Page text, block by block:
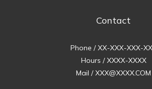
Contact
Phone / XX-XXX-XXX-
Hours / XXXX-XXXX
Mail / XXX@XXXX.COM